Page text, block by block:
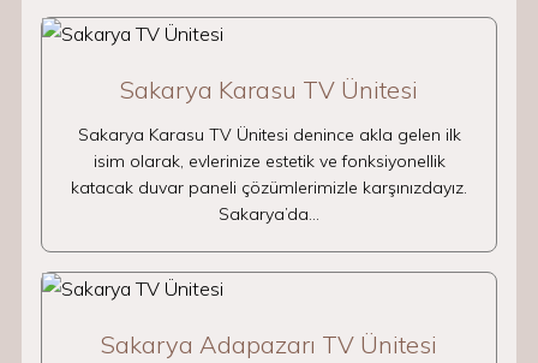
Sakarya Karasu TV Ünitesi
Sakarya Karasu TV Ünitesi denince akla gelen ilk
isim olarak, evlerinize estetik ve fonksiyonellik
katacak duvar paneli çözümlerimizle karşınızdayız.
Sakarya’da…
Sakarya Adapazarı TV Ünitesi